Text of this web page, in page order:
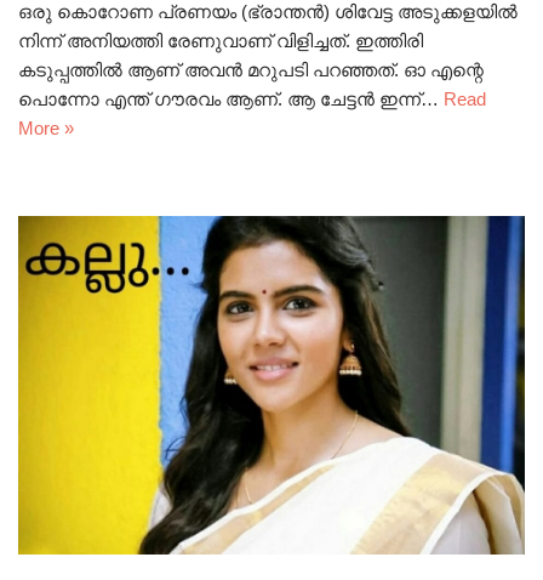
ഒരു കൊറോണ പ്രണയം (ഭ്രാന്തൻ) ശിവേട്ട അടുക്കളയിൽ
നിന്ന് അനിയത്തി രേണുവാണ് വിളിച്ചത്. ഇത്തിരി
കടുപ്പത്തിൽ ആണ് അവൻ മറുപടി പറഞ്ഞത്. ഓ എന്റെ
പൊന്നോ എന്ത് ഗൗരവം ആണ്. ആ ചേട്ടൻ ഇന്ന്… Read
More »